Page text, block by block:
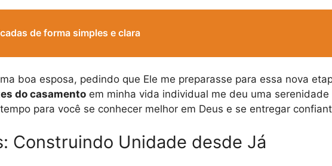
de forma simples e clara
boa esposa, pedindo que Ele me preparasse para essa nova
do casamento em minha vida individual me deu uma
para você se conhecer melhor em Deus e se entregar
Construindo Unidade desde Já